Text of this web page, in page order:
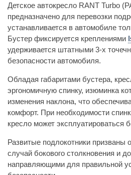
Детское автокресло RANT Turbo
предназначено для перевозки
устанавливается в автомобиле
Бустер фиксируется креплениями
удерживается штатными 3-х
безопасности автомобиля.
Обладая габаритами бустера,
эргономичную спинку, изюминка
изменения наклона, что
комфорт. При необходимости
кресло может эксплуатироваться
Развитые подлокотники призваны
случай бокового столкновения и
направляющими для правильной